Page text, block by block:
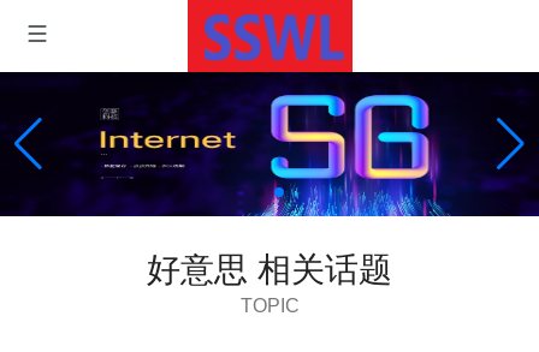
好意思 相关话题
TOPIC